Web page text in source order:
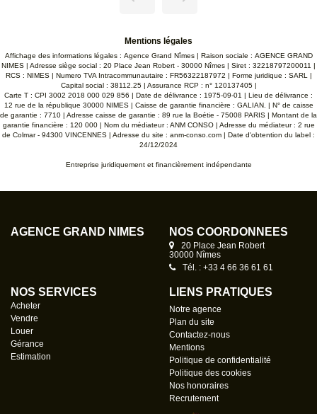
Mentions légales
Affichage des informations légales : Agence Grand Nîmes | Raison sociale : AGENCE GRAND
NIMES | Adresse siège social : 20 Place Jean Robert - 30000 Nîmes | Siret : 32218797200011 |
RCS : NIMES | Numero TVA Intracommunautaire : FR56322187972 | Forme juridique : SARL |
Capital social : 38112.25 | Assurance RCP : n° 120137405 |
Carte T : CPI 3002 2018 000 029 856 | Date de délivrance : 1975-09-01 | Lieu de délivrance :
12 rue de la république 30000 NIMES | Caisse de garantie financière : GALIAN. | N° de caisse
de garantie : 7710 | Adresse caisse de garantie : 89 rue la Boétie - 75008 PARIS | Montant de la
garantie financière : 120 000 | Nom du médiateur : ANM CONSO | Adresse du médiateur : 2 rue
de Colmar - 94300 VINCENNES | Adresse du site : anm-conso.com | Date d'obtention du label :
24/12/2024
Entreprise juridiquement et financièrement indépendante
AGENCE GRAND NÎMES NOS COORDONNÉES
20 Place Jean Robert
30000 Nîmes
Tél. : +33 4 66 36 61 61
NOS SERVICES
Acheter
Vendre
Louer
Gérance
Estimation
LIENS PRATIQUES
Notre agence
Plan du site
Contactez-nous
Mentions
Politique de confidentialité
Politique des cookies
Nos honoraires
Recrutement